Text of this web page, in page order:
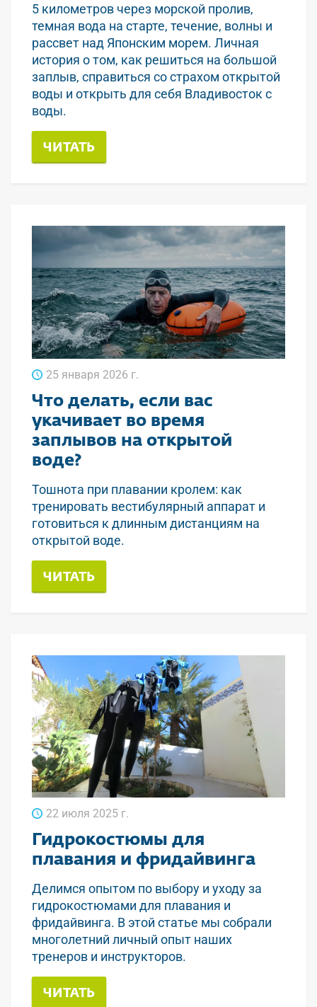
5 километров через морской пролив,
темная вода на старте, течение, волны и
рассвет над Японским морем. Личная
история о том, как решиться на большой
заплыв, справиться со страхом открытой
воды и открыть для себя Владивосток с
воды.
ЧИТАТЬ
25 января 2026 г.
Что делать, если вас
укачивает во время
заплывов на открытой
воде?
Тошнота при плавании кролем: как
тренировать вестибулярный аппарат и
готовиться к длинным дистанциям на
открытой воде.
ЧИТАТЬ
22 июля 2025 г.
Гидрокостюмы для
плавания и фридайвинга
Делимся опытом по выбору и уходу за
гидрокостюмами для плавания и
фридайвинга. В этой статье мы собрали
многолетний личный опыт наших
тренеров и инструкторов.
ЧИТАТЬ